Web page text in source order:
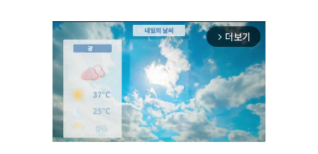
arrow_forward_ios 더보기